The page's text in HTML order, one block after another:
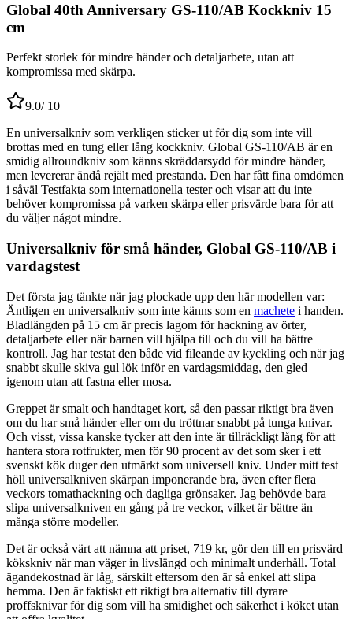
Global 40th Anniversary GS-110/AB Kockkniv 15
cm
Perfekt storlek för mindre händer och detaljarbete, utan att
kompromissa med skärpa.
9.0/ 10
En universalkniv som verkligen sticker ut för dig som inte vill
brottas med en tung eller lång kockkniv. Global GS-110/AB är en
smidig allroundkniv som känns skräddarsydd för mindre händer,
men levererar ändå rejält med prestanda. Den har fått fina omdömen
i såväl Testfakta som internationella tester och visar att du inte
behöver kompromissa på varken skärpa eller prisvärde bara för att
du väljer något mindre.
Universalkniv för små händer, Global GS-110/AB i
vardagstest
Det första jag tänkte när jag plockade upp den här modellen var:
Äntligen en universalkniv som inte känns som en machete i handen.
Bladlängden på 15 cm är precis lagom för hackning av örter,
detaljarbete eller när barnen vill hjälpa till och du vill ha bättre
kontroll. Jag har testat den både vid fileande av kyckling och när jag
snabbt skulle skiva gul lök inför en vardagsmiddag, den gled
igenom utan att fastna eller mosa.
Greppet är smalt och handtaget kort, så den passar riktigt bra även
om du har små händer eller om du tröttnar snabbt på tunga knivar.
Och visst, vissa kanske tycker att den inte är tillräckligt lång för att
hantera stora rotfrukter, men för 90 procent av det som sker i ett
svenskt kök duger den utmärkt som universell kniv. Under mitt test
höll universalkniven skärpan imponerande bra, även efter flera
veckors tomathackning och dagliga grönsaker. Jag behövde bara
slipa universalkniven en gång på tre veckor, vilket är bättre än
många större modeller.
Det är också värt att nämna att priset, 719 kr, gör den till en prisvärd
kökskniv när man väger in livslängd och minimalt underhåll. Total
ägandekostnad är låg, särskilt eftersom den är så enkel att slipa
hemma. Den är faktiskt ett riktigt bra alternativ till dyrare
proffsknivar för dig som vill ha smidighet och säkerhet i köket utan